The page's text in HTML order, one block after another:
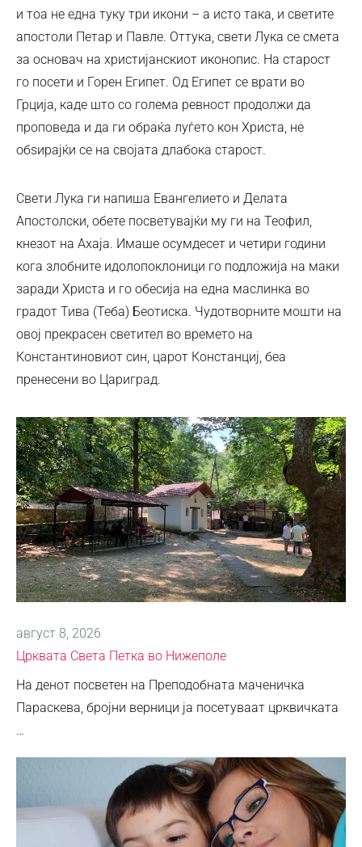
и тоа не една туку три икони – а исто така, и светите
апостоли Петар и Павле. Оттука, свети Лука се смета
за основач на христијанскиот иконопис. На старост
го посети и Горен Египет. Од Египет се врати во
Грција, каде што со голема ревност продолжи да
проповеда и да ги обраќа луѓето кон Христа, не
обѕирајќи се на својата длабока старост.
Свети Лука ги напиша Евангелието и Делата
Апостолски, обете посветувајќи му ги на Теофил,
кнезот на Ахаја. Имаше осумдесет и четири години
кога злобните идолопоклоници го подложија на маки
заради Христа и го обесија на една маслинка во
градот Тива (Теба) Беотиска. Чудотворните мошти на
овој прекрасен светител во времето на
Константиновиот син, царот Констанциј, беа
пренесени во Цариград.
август 8, 2026
Црквата Света Петка во Нижеполе
На денот посветен на Преподобната маченичка
Параскева, бројни верници ја посетуваат црквичката
…